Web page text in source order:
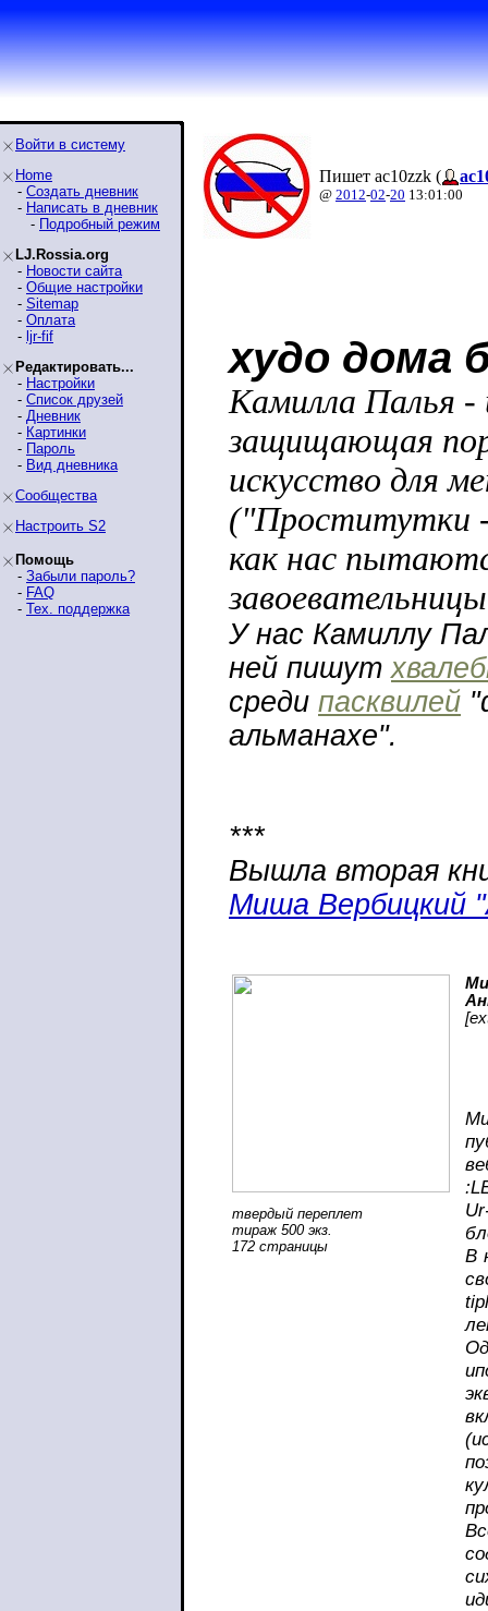
Войти в систему
Home
- Создать дневник
- Написать в дневник
- Подробный режим
LJ.Rossia.org
- Новости сайта
- Общие настройки
- Sitemap
- Оплата
- ljr-fif
Редактировать...
- Настройки
- Список друзей
- Дневник
- Картинки
- Пароль
- Вид дневника
Сообщества
Настроить S2
Помощь
- Забыли пароль?
- FAQ
- Тех. поддержка
Пишет ac10zzk (
@ 2012-02-20 13:01:00
худо дома
Камилла Палья -
защищающая
искусство для
("Проститутки
как нас
У нас Камиллу
ней пишут
среди пасквилей
альманахе".
***
Вышла вторая
Миша Вербицкий
твердый переплет
тираж 500 экз.
172 страницы
[
В